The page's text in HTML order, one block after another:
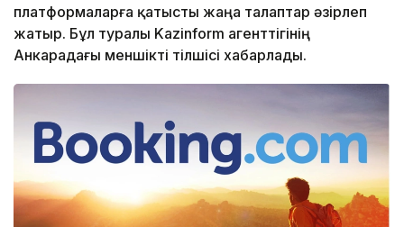
платформаларға қатысты жаңа талаптар әзірлеп
жатыр. Бұл туралы Kazinform агенттігінің
Анкарадағы меншікті тілшісі хабарлады.